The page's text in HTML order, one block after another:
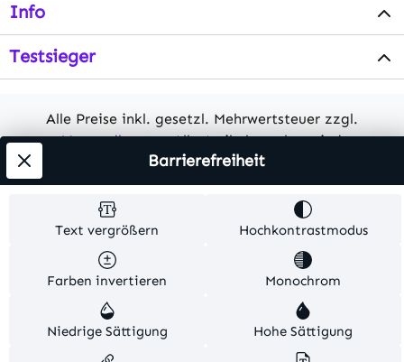
Info
Testsieger
Alle Preise inkl. gesetzl. Mehrwertsteuer zzgl.
Versandkosten. Alle Artikelangaben sind
Herstellerangaben und ohne Gewähr.
© 2026 MKV24 – Alle Rechte vorbehalten. Theme by
TC-Innovations
Text vergrößern Hochkontrastmodus
Farben invertieren Monochrom
Niedrige Sättigung Hohe Sättigung
Barrierefreiheit